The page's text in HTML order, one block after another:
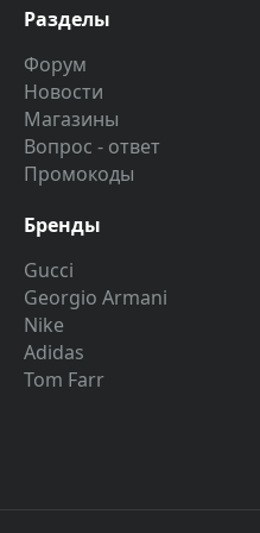
Разделы
Форум
Новости
Магазины
Вопрос - ответ
Промокоды
Бренды
Gucci
Georgio Armani
Nike
Adidas
Tom Farr